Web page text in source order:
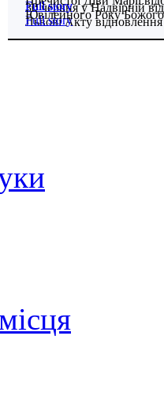
30 червня у Надвірній
Львові Акту
Full story
Full story
Full story
Ювілейного Року
Full story